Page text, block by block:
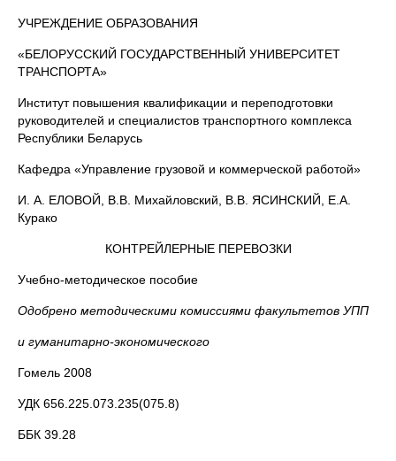
УЧРЕЖДЕНИЕ ОБРАЗОВАНИЯ
«БЕЛОРУССКИЙ ГОСУДАРСТВЕННЫЙ УНИВЕРСИТЕТ
ТРАНСПОРТА»
Институт повышения квалификации и переподготовки
руководителей и специалистов транспортного комплекса
Республики Беларусь
Кафедра «Управление грузовой и коммерческой работой»
И. А. ЕЛОВОЙ, В.В. Михайловский, В.В. ЯСИНСКИЙ, Е.А.
Курако
КОНТРЕЙЛЕРНЫЕ ПЕРЕВОЗКИ
Учебно-методическое пособие
Одобрено методическими комиссиями факультетов УПП
и гуманитарно-экономического
Гомель 2008
УДК 656.225.073.235(075.8)
ББК 39.28